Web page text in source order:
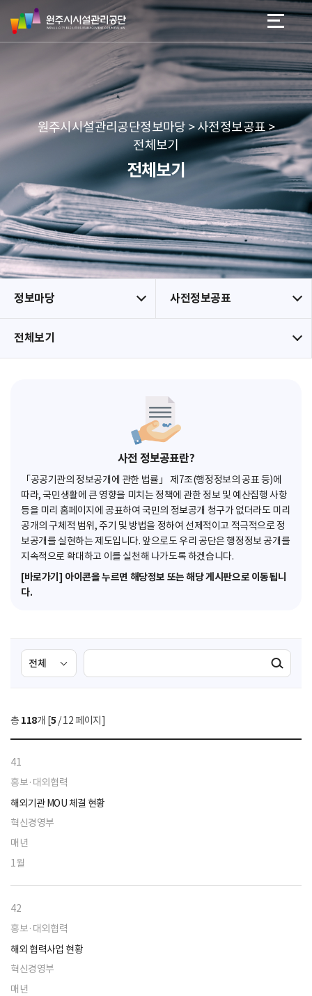
네
본문 바로가기
메뉴 바로가기
원
주
시
리
공
단
원주시시설관리공단정보마당 > 사전정보공표 >
전체보기
전체보기
정보마당 사전정보공표
전체보기
사전 정보공표란?
「공공기관의 정보공개에 관한 법률」 제7조(행정정보의 공표 등)에
따라, 국민생활에 큰 영향을 미치는 정책에 관한 정보 및 예산집행 사항
등을 미리 홈페이지에 공표하여 국민의 정보공개 청구가 없더라도 미리
공개의 구체적 범위, 주기 및 방법을 정하여 선제적이고 적극적으로 정
보공개를 실현하는 제도입니다. 앞으로도 우리 공단은 행정정보 공개를
지속적으로 확대하고 이를 실천해 나가도록 하겠습니다.
[바로가기] 아이콘을 누르면 해당정보 또는 해당 게시판으로 이동됩니
다.
검
색
선
택
색
검색실행
총 118개 [5 / 12 페이지]
41
홍보·대외협력
해외기관 MOU 체결 현황
혁신경영부
매년
1월
42
홍보·대외협력
해외 협력사업 현황
혁신경영부
매년